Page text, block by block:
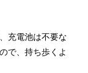
充電池は不要な
で、持ち歩くよ